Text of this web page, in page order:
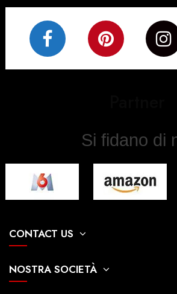
Si fidano di
CONTACT US
NOSTRA SOCIETÀ